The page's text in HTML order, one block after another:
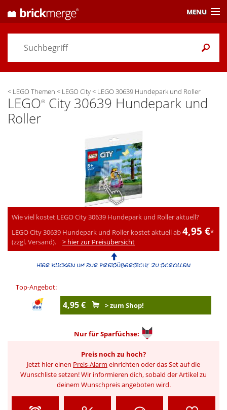
< LEGO Themen < LEGO City< LEGO 30639 Hundepark und Roller
LEGO® City 30639 Hundepark und
Roller
Wie viel kostet LEGO City 30639 Hundepark und Roller aktuell?
LEGO City 30639 Hundepark und Roller kostet aktuell ab4,95 €*
(zzgl. Versand).
> hier zur Preisübersicht
Top-Angebot:
4,95 € > zum Shop!
Nur fürSparfüchse:
Preis noch zu hoch?
Jetzt hier einen Preis-Alarm einrichten oder das Set auf die
Wunschliste setzen! Wir informieren dich, sobald der Artikel zu
deinem Wunschpreis angeboten wird.
MENU
Preisvergleich
Themen/ Händler
Alarme & Wunschlisten